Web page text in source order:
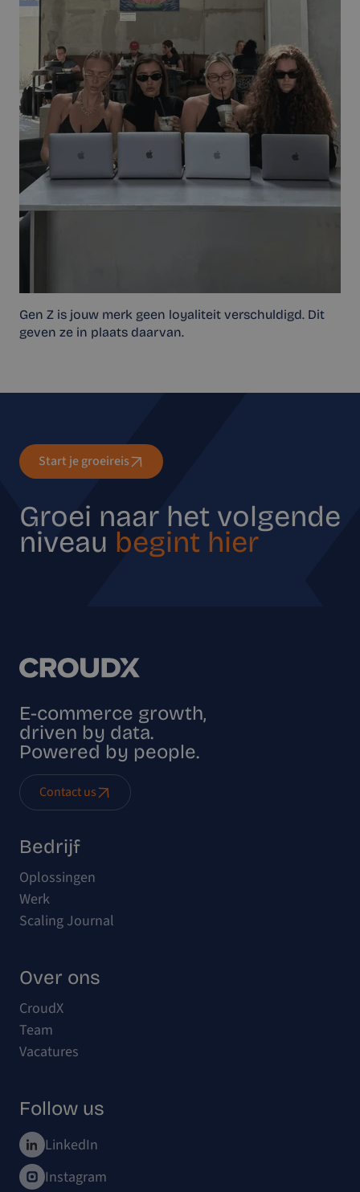
Gen Z is jouw merk geen loyaliteit verschuldigd. Dit
geven ze in plaats daarvan.
Start je groeireis
Groei naar het volgende
niveau begint hier
E-commerce growth,
driven by data.
Powered by people.
Contact us
Bedrijf
Oplossingen
Werk
Scaling Journal
Over ons
CroudX
Team
Vacatures
Follow us
LinkedIn
Instagram